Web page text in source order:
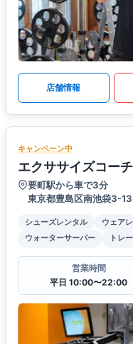
店舗情報
キャンペーン中
エクササイズコー
要町駅から車で3分
東京都豊島区南池袋3-
シューズレンタル ウェア
ウォーターサーバー
トレ
営業時間
平日 10:00〜22:00